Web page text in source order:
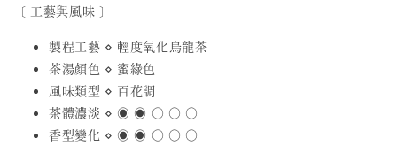
〔 工藝與風味 〕
製程工藝 ⋄ 輕度氧化烏龍茶
茶湯顏色 ⋄ 蜜綠色
風味類型 ⋄ 百花調
茶體濃淡 ⋄ ◉ ◉ ○ ○ ○
香型變化 ⋄ ◉ ◉ ○ ○ ○